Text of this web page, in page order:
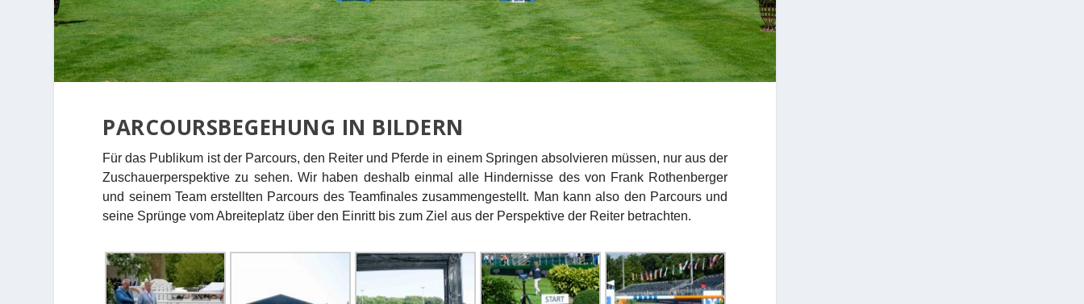
PARCOURSBEGEHUNG IN BILDERN
Für das Publikum ist der Parcours, den Reiter und Pferde in einem Springen absolvieren müssen, nur aus der
Zuschauerperspektive zu sehen. Wir haben deshalb einmal alle Hindernisse des von Frank Rothenberger
und seinem Team erstellten Parcours des Teamfinales zusammengestellt. Man kann also den Parcours und
seine Sprünge vom Abreiteplatz über den Einritt bis zum Ziel aus der Perspektive der Reiter betrachten.